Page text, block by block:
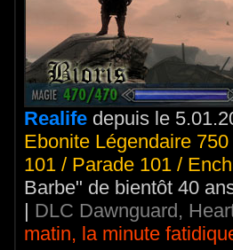
Realife depuis le
Ebonite Légendaire
101 / Parade 101 /
Barbe" de bientôt 40
| DLC Dawnguard,
matin, la minute